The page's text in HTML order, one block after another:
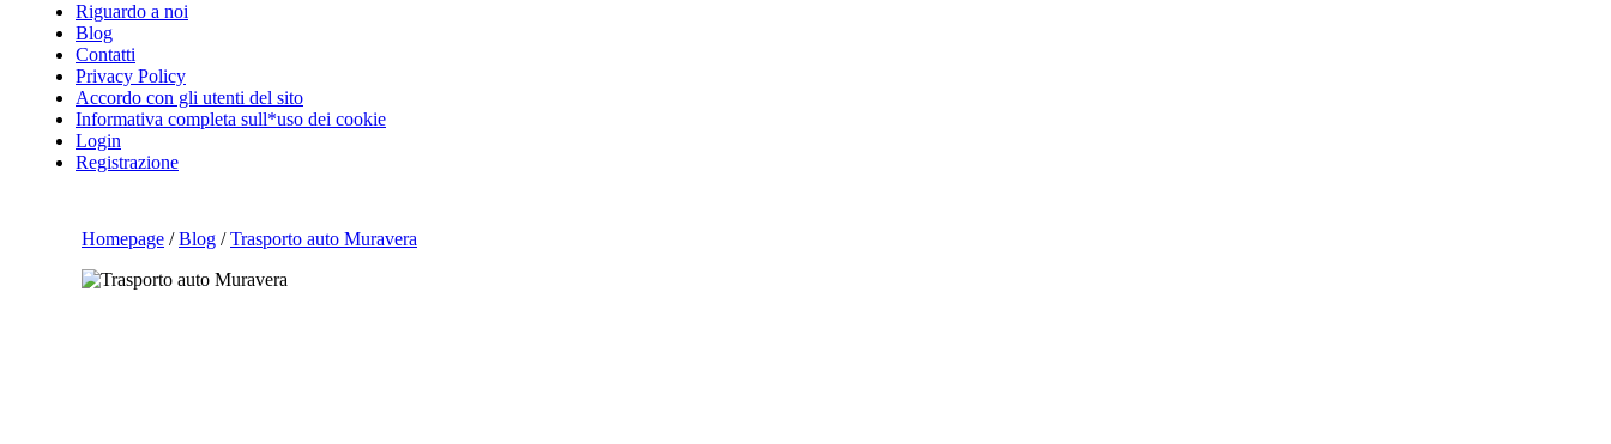
Riguardo a noi
Blog
Contatti
Privacy Policy
Accordo con gli utenti del sito
Informativa completa sull*uso dei cookie
Login
Registrazione
Homepage / Blog / Trasporto auto Muravera